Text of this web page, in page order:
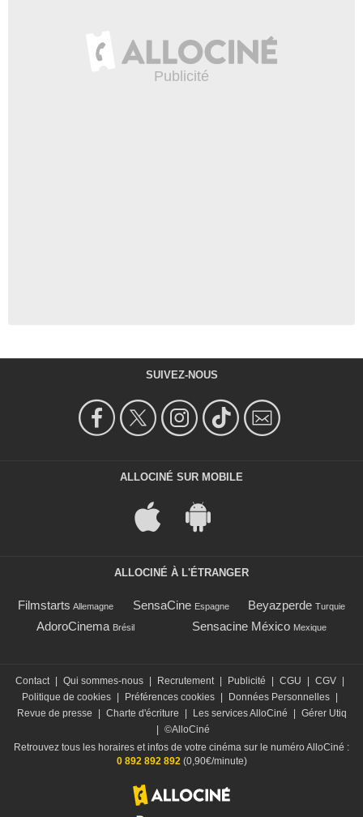
SUIVEZ-NOUS
ALLOCINÉ SUR MOBILE
ALLOCINÉ À L'ÉTRANGER
Filmstarts Allemagne SensaCine Espagne Beyazperde Turquie
AdoroCinema Brésil Sensacine México Mexique
Contact Qui sommes-nous Recrutement Publicité CGU CGV
Politique de cookies
Préférences cookies Données Personnelles
Revue de presse
Charte d'écriture Les services AlloCiné
Gérer Utiq
©AlloCiné
Retrouvez tous les horaires et infos de votre cinéma sur le numéro AlloCiné :
0 892 892 892(0,90€/minute)